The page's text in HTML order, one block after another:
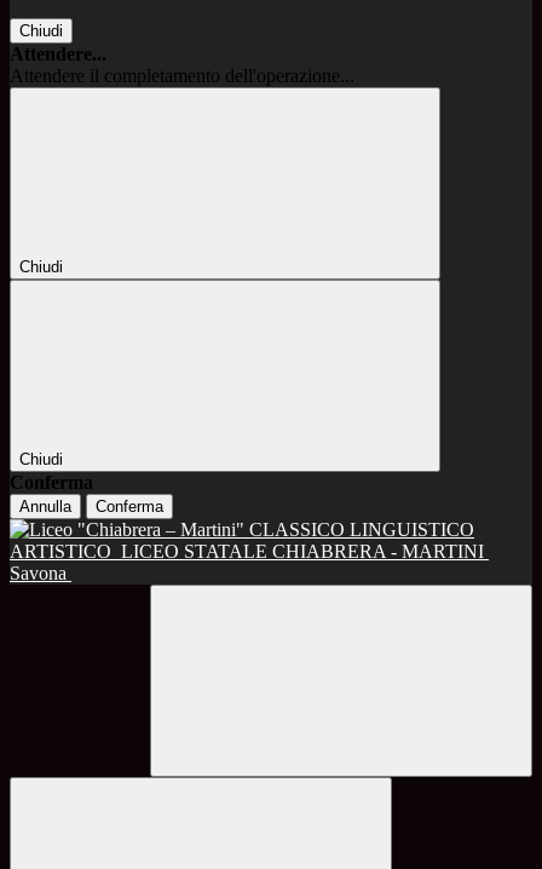
Chiudi
Attendere...
Attendere il completamento dell'operazione...
Chiudi
Chiudi
Conferma
Annulla Conferma
CLASSICO LINGUISTICO
ARTISTICO LICEO STATALE CHIABRERA - MARTINI
Savona